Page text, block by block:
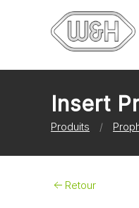
Insert
Produits
Retour